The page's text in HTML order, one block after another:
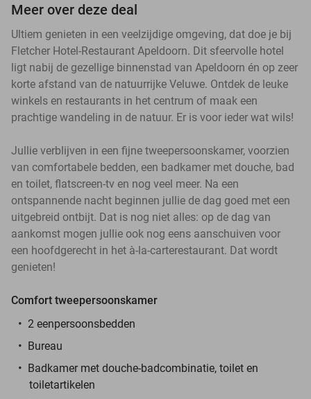
Meer over deze deal
Ultiem genieten in een veelzijdige omgeving, dat doe je bij
Fletcher Hotel-Restaurant Apeldoorn. Dit sfeervolle hotel
ligt nabij de gezellige binnenstad van Apeldoorn én op zeer
korte afstand van de natuurrijke Veluwe. Ontdek de leuke
winkels en restaurants in het centrum of maak een
prachtige wandeling in de natuur. Er is voor ieder wat wils!
Jullie verblijven in een fijne tweepersoonskamer, voorzien
van comfortabele bedden, een badkamer met douche, bad
en toilet, flatscreen-tv en nog veel meer. Na een
ontspannende nacht beginnen jullie de dag goed met een
uitgebreid ontbijt. Dat is nog niet alles: op de dag van
aankomst mogen jullie ook nog eens aanschuiven voor
een hoofdgerecht in het à-la-carterestaurant. Dat wordt
genieten!
Comfort tweepersoonskamer
2 eenpersoonsbedden
Bureau
Badkamer met douche-badcombinatie, toilet en
toiletartikelen